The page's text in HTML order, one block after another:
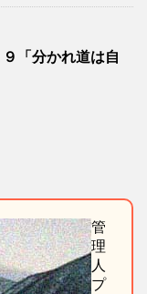
「分かれ道は自
管
理
人
プ